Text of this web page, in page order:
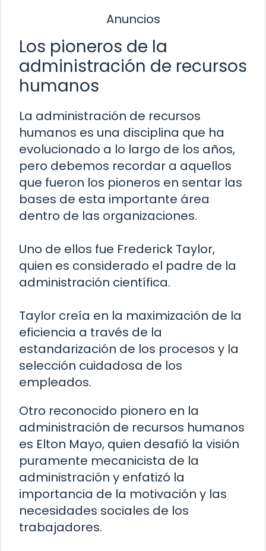
Anuncios
Los pioneros de la
administración de recursos
humanos
La administración de recursos
humanos es una disciplina que ha
evolucionado a lo largo de los años,
pero debemos recordar a aquellos
que fueron los pioneros en sentar las
bases de esta importante área
dentro de las organizaciones.
Uno de ellos fue Frederick Taylor,
quien es considerado el padre de la
administración científica.
Taylor creía en la maximización de la
eficiencia a través de la
estandarización de los procesos y la
selección cuidadosa de los
empleados.
Otro reconocido pionero en la
administración de recursos humanos
es Elton Mayo, quien desafió la visión
puramente mecanicista de la
administración y enfatizó la
importancia de la motivación y las
necesidades sociales de los
trabajadores.